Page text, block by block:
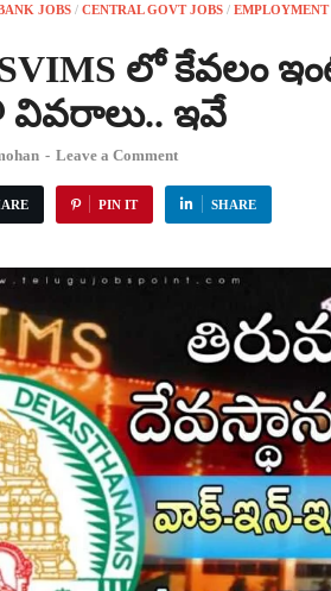
JOBS / CENTRAL GOVT JOBS / EMPLOYMENT
లో కేవలం
ఇవే
- Leave a Comment
PIN IT SHARE